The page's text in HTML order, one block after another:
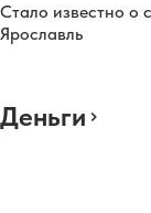
Стало известно о
Ярославль
Деньги